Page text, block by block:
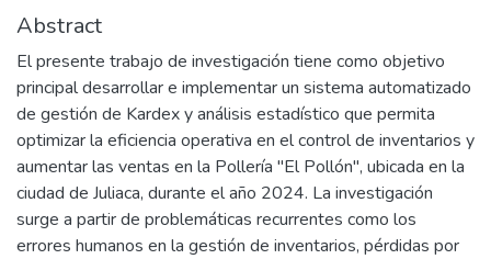
Abstract
El presente trabajo de investigación tiene como objetivo
principal desarrollar e implementar un sistema automatizado
de gestión de Kardex y análisis estadístico que permita
optimizar la eficiencia operativa en el control de inventarios y
aumentar las ventas en la Pollería "El Pollón", ubicada en la
ciudad de Juliaca, durante el año 2024. La investigación
surge a partir de problemáticas recurrentes como los
errores humanos en la gestión de inventarios, pérdidas por